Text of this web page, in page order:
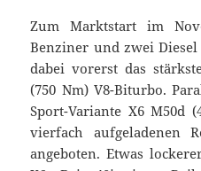
Zum Marktstart im
Benziner und zwei
dabei vorerst das
(750 Nm) V8-Biturbo.
Sport-Variante X6 M50d
vierfach aufgeladenen
angeboten. Etwas